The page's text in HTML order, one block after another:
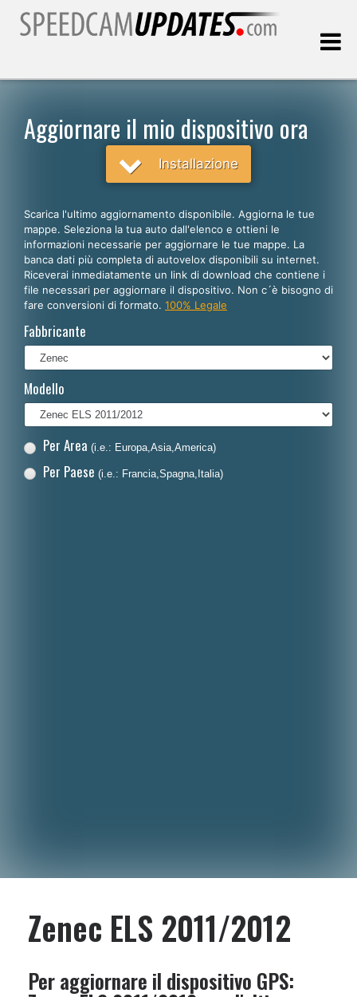
Italiano
English
Español
Deutsch
Polski
Dansk
Aggiornare il mio dispositivo ora
Installazione
Scarica l'ultimo aggiornamento disponibile. Aggiorna le tue
mappe. Seleziona la tua auto dall'elenco e ottieni le
informazioni necessarie per aggiornare le tue mappe. La
banca dati più completa di autovelox disponibili su internet.
Riceverai inmediatamente un link di download che contiene i
file necessari per aggiornare il dispositivo. Non c´è bisogno di
fare conversioni di formato. 100% Legale
Fabbricante
Modello
Per Area (i.e.: Europa,Asia,America)
Per Paese (i.e.: Francia,Spagna,Italia)
Zenec ELS 2011/2012
Per aggiornare il dispositivo GPS: